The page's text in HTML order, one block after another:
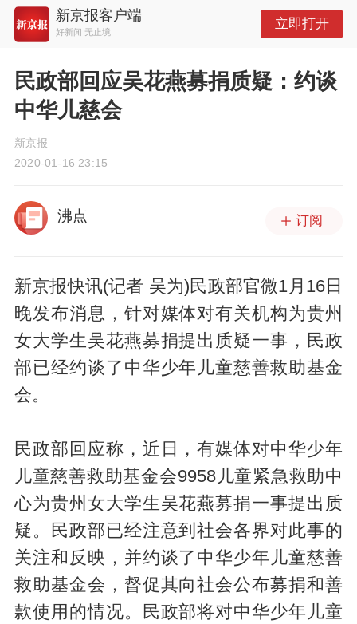
新京报客户端
好新闻 无止境
立即打开
民政部回应吴花燕募捐质疑：约谈
中华儿慈会
新京报
2020-01-16 23:15
沸点 订阅
新京报快讯(记者 吴为)民政部官微1月16日
晚发布消息，针对媒体对有关机构为贵州
女大学生吴花燕募捐提出质疑一事，民政
部已经约谈了中华少年儿童慈善救助基金
会。
民政部回应称，近日，有媒体对中华少年
儿童慈善救助基金会9958儿童紧急救助中
心为贵州女大学生吴花燕募捐一事提出质
疑。民政部已经注意到社会各界对此事的
关注和反映，并约谈了中华少年儿童慈善
救助基金会，督促其向社会公布募捐和善
款使用的情况。民政部将对中华少年儿童